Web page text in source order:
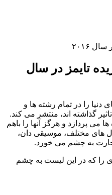
۲۰۱۶
تایمز در سال
دنیا را در تمام رشته ها و
گذاشته اند، منتشر می کند.
می پردازد و هرگز آنها را باهم
های مختلف، موسیقی دان،
به چشم می خورد.
را که در این لیست به چشم